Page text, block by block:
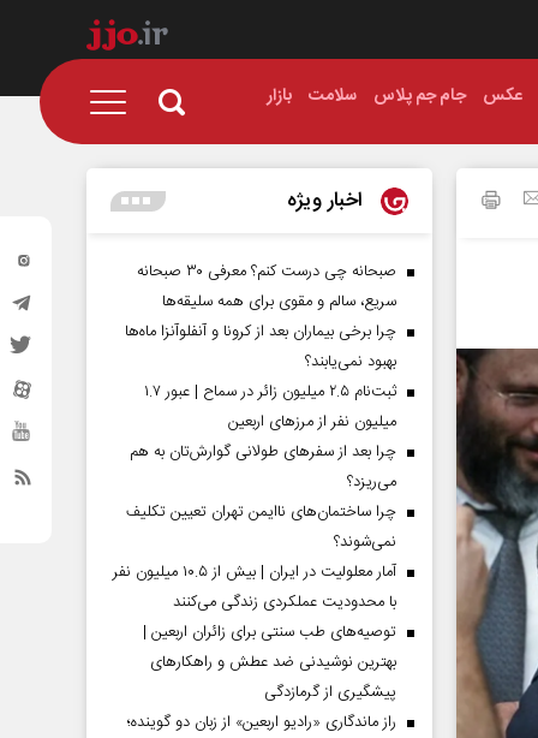
عکس جام جم پلاس سلامت بازار
اخبار ویژه
صبحانه چی درست کنم؟ معرفی ۳۰ صبحانه
سریع، سالم و مقوی برای همه سلیقه‌ها
چرا برخی بیماران بعد از کرونا و آنفلوآنزا ماه‌ها
بهبود نمی‌یابند؟
ثبت‌نام ۲.۵ میلیون زائر در سماح | عبور ۱.۷
میلیون نفر از مرز‌های اربعین
چرا بعد از سفرهای طولانی گوارش‌تان به هم
می‌ریزد؟
چرا ساختمان‌های ناایمن تهران تعیین تکلیف
نمی‌شوند؟
آمار معلولیت در ایران | بیش از ۱۰.۵ میلیون نفر
با محدودیت عملکردی زندگی می‌کنند
توصیه‌های طب سنتی برای زائران اربعین |
بهترین نوشیدنی ضد عطش و راهکارهای
پیشگیری از گرمازدگی
راز ماندگاری «رادیو اربعین» از زبان دو گوینده؛